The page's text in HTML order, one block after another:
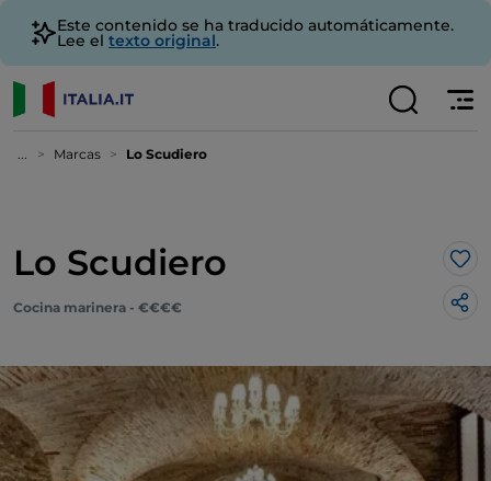
Este contenido se ha traducido automáticamente.
Lee el texto original.
... Marcas Lo Scudiero
Lo Scudiero Me
Cocina marinera - €€€€